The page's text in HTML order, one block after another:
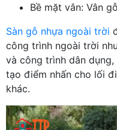
Bề mặt vân: Vân
Sàn gỗ nhựa ngoài trời
công trình ngoài trời
và công trình dân
tạo điểm nhấn cho lối
khác.